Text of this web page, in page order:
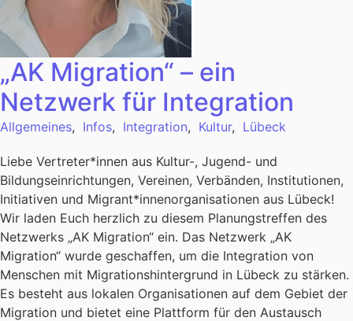
„AK Migration“ – ein
Netzwerk für Integration
Allgemeines, Infos, Integration, Kultur, Lübeck
Liebe Vertreter*innen aus Kultur-, Jugend- und
Bildungseinrichtungen, Vereinen, Verbänden, Institutionen,
Initiativen und Migrant*innenorganisationen aus Lübeck!
Wir laden Euch herzlich zu diesem Planungstreffen des
Netzwerks „AK Migration“ ein. Das Netzwerk „AK
Migration“ wurde geschaffen, um die Integration von
Menschen mit Migrationshintergrund in Lübeck zu stärken.
Es besteht aus lokalen Organisationen auf dem Gebiet der
Migration und bietet eine Plattform für den Austausch